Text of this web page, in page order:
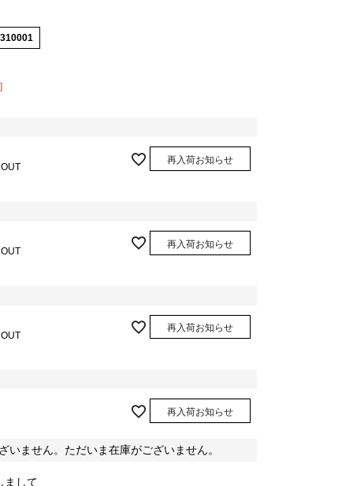
再入荷お知らせ
再入荷お知らせ
再入荷お知らせ
再入荷お知らせ
いません。ただいま在庫がございません。
まして